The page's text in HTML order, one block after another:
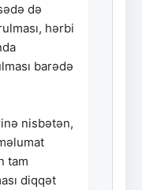
də
hərbi
barədə
nisbətən,
tam
diqqət